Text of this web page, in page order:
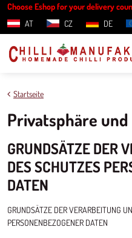
Choose Eshop for your delivery
AT
CZ DE
Startseite
Privatsphäre
GRUNDSÄTZE DER
DES SCHUTZES
DATEN
GRUNDSÄTZE DER VERARBEITUNG
PERSONENBEZOGENER DATEN